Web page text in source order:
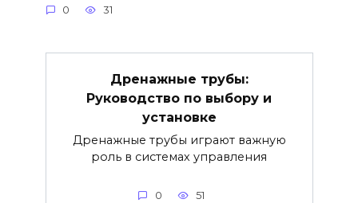
0 31
Дренажные трубы:
Руководство по выбору и
установке
Дренажные трубы играют важную
роль в системах управления
0 51